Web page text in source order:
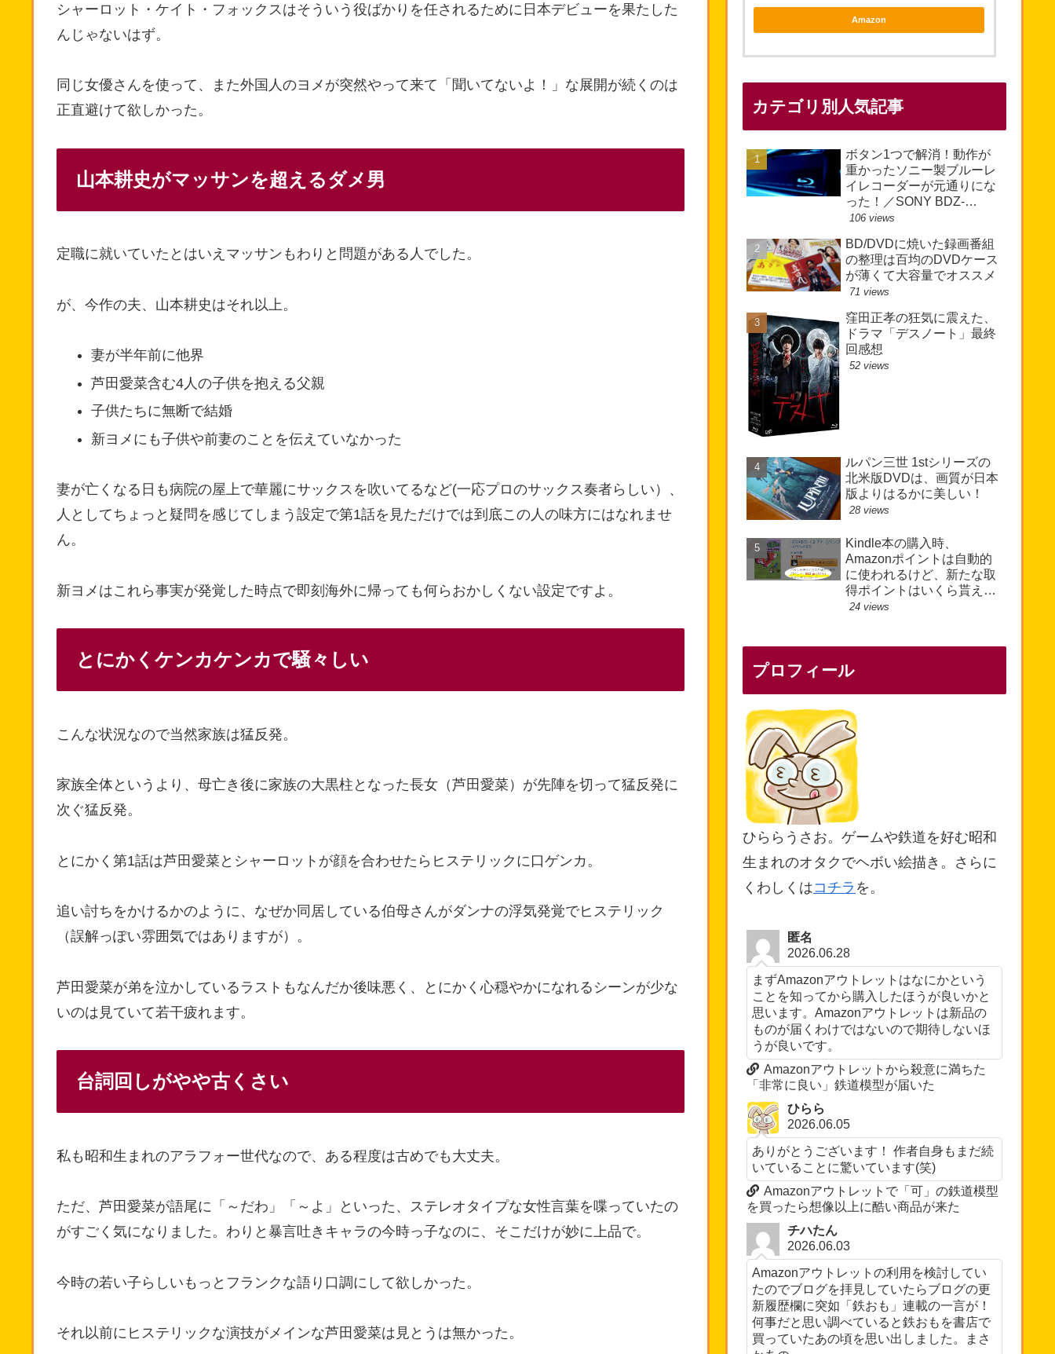
シャーロット・ケイト・フォックスはそういう役ばかりを任されるために日本デビューを果たした
んじゃないはず。
同じ女優さんを使って、また外国人のヨメが突然やって来て「聞いてないよ！」な展開が続くのは
正直避けて欲しかった。
山本耕史がマッサンを超えるダメ男
定職に就いていたとはいえマッサンもわりと問題がある人でした。
が、今作の夫、山本耕史はそれ以上。
妻が半年前に他界
芦田愛菜含む4人の子供を抱える父親
子供たちに無断で結婚
新ヨメにも子供や前妻のことを伝えていなかった
妻が亡くなる日も病院の屋上で華麗にサックスを吹いてるなど(一応プロのサックス奏者らしい）、
人としてちょっと疑問を感じてしまう設定で第1話を見ただけでは到底この人の味方にはなれませ
ん。
新ヨメはこれら事実が発覚した時点で即刻海外に帰っても何らおかしくない設定ですよ。
とにかくケンカケンカで騒々しい
こんな状況なので当然家族は猛反発。
家族全体というより、母亡き後に家族の大黒柱となった長女（芦田愛菜）が先陣を切って猛反発に
次ぐ猛反発。
とにかく第1話は芦田愛菜とシャーロットが顔を合わせたらヒステリックに口ゲンカ。
追い討ちをかけるかのように、なぜか同居している伯母さんがダンナの浮気発覚でヒステリック
（誤解っぽい雰囲気ではありますが）。
芦田愛菜が弟を泣かしているラストもなんだか後味悪く、とにかく心穏やかになれるシーンが少な
いのは見ていて若干疲れます。
台詞回しがやや古くさい
私も昭和生まれのアラフォー世代なので、ある程度は古めでも大丈夫。
ただ、芦田愛菜が語尾に「～だわ」「～よ」といった、ステレオタイプな女性言葉を喋っていたの
がすごく気になりました。わりと暴言吐きキャラの今時っ子なのに、そこだけが妙に上品で。
今時の若い子らしいもっとフランクな語り口調にして欲しかった。
それ以前にヒステリックな演技がメインな芦田愛菜は見とうは無かった。
Amazon
カテゴリ別人気記事
ボタン1つで解消！動作が
重かったソニー製ブルーレ
イレコーダーが元通りにな
った！／SONY BDZ-
EW510
106 views
BD/DVDに焼いた録画番組
の整理は百均のDVDケース
が薄くて大容量でオススメ
71 views
窪田正孝の狂気に震えた、
ドラマ「デスノート」最終
回感想
52 views
ルパン三世 1stシリーズの
北米版DVDは、画質が日本
版よりはるかに美しい！
28 views
Kindle本の購入時、
Amazonポイントは自動的
に使われるけど、新たな取
得ポイントはいくら貰え
る?
24 views
プロフィール
ひららうさお。ゲームや鉄道を好む昭和
生まれのオタクでヘボい絵描き。さらに
くわしくはコチラ を。
匿名
2026.06.28
まずAmazonアウトレットはなにかという
ことを知ってから購入したほうが良いかと
思います。Amazonアウトレットは新品の
ものが届くわけではないので期待しないほ
うが良いです。
Amazonアウトレットから殺意に満ちた
「非常に良い」鉄道模型が届いた
ひらら
2026.06.05
ありがとうございます！ 作者自身もまだ続
いていることに驚いています(笑)
Amazonアウトレットで「可」の鉄道模型
を買ったら想像以上に酷い商品が来た
チハたん
2026.06.03
Amazonアウトレットの利用を検討してい
たのでブログを拝見していたらブログの更
新履歴欄に突如「鉄おも」連載の一言が！
何事だと思い調べていると鉄おもを書店で
買っていたあの頃を思い出しました。まさ